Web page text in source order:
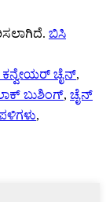
ಬಿಸಿ
ಚೈನ್,
ಬುಶಿಂಗ್, ಚೈನ್
,